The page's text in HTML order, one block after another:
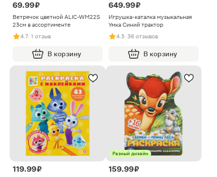
69.99 ₽
Ветрячок цветной ALIC-WM22S
23см в ассортименте
4.7· 1 отзыв
В корзину
649.99 ₽
Игрушка-каталка музыкальная
Умка Синий трактор
4.3· 36 отзывов
В корзину
119.99 ₽
Разный дизайн
159.99 ₽